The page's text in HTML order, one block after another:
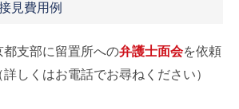
見費用例
支部に留置所への弁護士面会を依頼
しくはお電話でお尋ねください）